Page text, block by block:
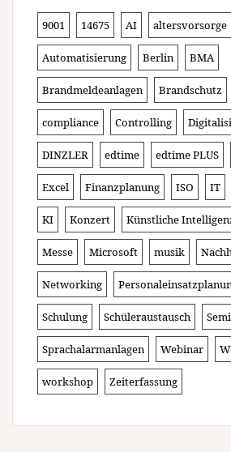
9001 14675 AI altersvorsorge
Automatisierung Berlin BMA
Brandmeldeanlagen Brandschutz
compliance Controlling
DINZLER edtime edtime PLUS
Excel Finanzplanung ISO IT
KI Konzert Künstliche
Messe Microsoft musik
Networking
Schulung Schüleraustausch
Sprachalarmanlagen Webinar
workshop Zeiterfassung